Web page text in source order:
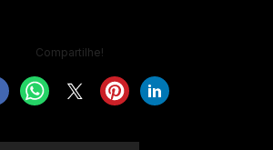
Compartilhe!